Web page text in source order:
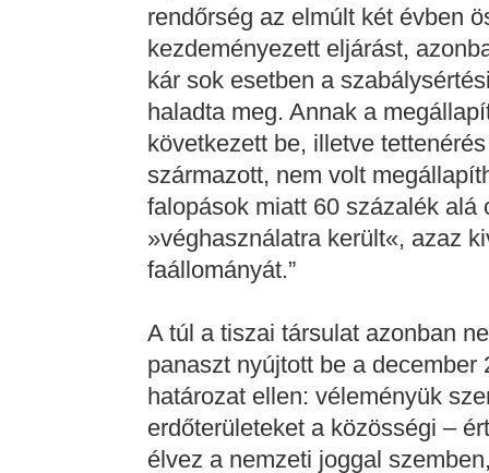
rendőrség az elmúlt két évben
kezdeményezett eljárást,
kár sok esetben a
haladta meg. Annak a
következett be, illetve
származott, nem volt
falopások miatt 60 százalék
»véghasználatra került«, azaz
faállományát.”
A túl a tiszai társulat azonban
panaszt nyújtott be a
határozat ellen: véleményük
erdőterületeket a közösségi –
élvez a nemzeti joggal